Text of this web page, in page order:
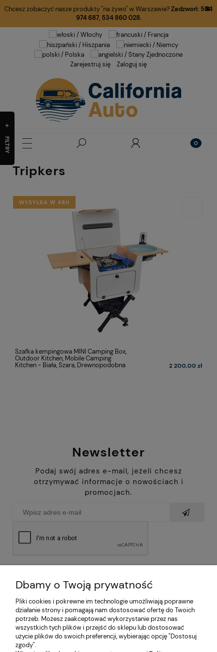
Chcesz zobaczyć nasze produkty "na żywo" w Warszawie?Zadzwoń: 504
974 687, 534 860 028.
Zarejestruj się Zaloguj się
FILTRY
Tripkers
Szafka kempingowa MINI Camping Box,
Outdoor Kitchen, Mobile Camping
Kitchen - Biała, Szara, Drewnopodobna
2 200,00 zł
WYSYŁKA W 48H
Newsletter
Podaj swój adres e-mail, jeżeli chcesz
otrzymywać informacje o nowościach i
promocjach.
O nas
Dbamy o Twoją prywatność
Pliki cookies i pokrewne im technologie umożliwiają poprawne
działanie strony i pomagają nam dostosować ofertę do Twoich
potrzeb. Możesz zaakceptować wykorzystanie przez nas
wszystkich tych plików i przejść do sklepu lub dostosować
użycie plików do swoich preferencji, wybierając opcję "Dostosuj
zgody".